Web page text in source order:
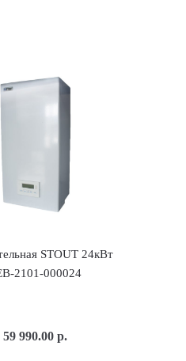
STOUT 24кВт
2101-000024
59 990.00 р.